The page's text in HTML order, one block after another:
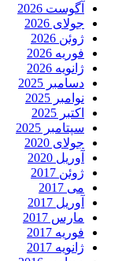
آگوست 2026
جولای 2026
ژوئن 2026
فوریه 2026
ژانویه 2026
دسامبر 2025
نوامبر 2025
اکتبر 2025
سپتامبر 2025
جولای 2020
آوریل 2020
ژوئن 2017
می 2017
آوریل 2017
مارس 2017
فوریه 2017
ژانویه 2017